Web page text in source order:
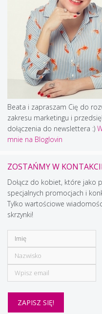
Beata i zapraszam Cię do
zakresu marketingu i
dołączenia do newslettera :)
mnie na Bloglovin
ZOSTAŃMY W
Dołącz do kobiet, które jako
specjalnych promocjach i
Tylko wartościowe
skrzynki!